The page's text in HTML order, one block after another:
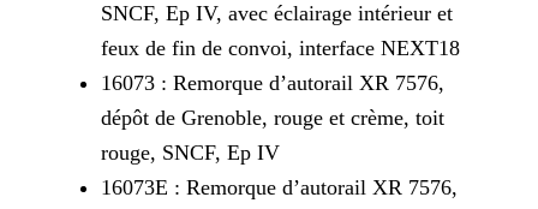
SNCF, Ep IV, avec éclairage intérieur et
feux de fin de convoi, interface NEXT18
16073 : Remorque d’autorail XR 7576,
dépôt de Grenoble, rouge et crème, toit
rouge, SNCF, Ep IV
16073E : Remorque d’autorail XR 7576,